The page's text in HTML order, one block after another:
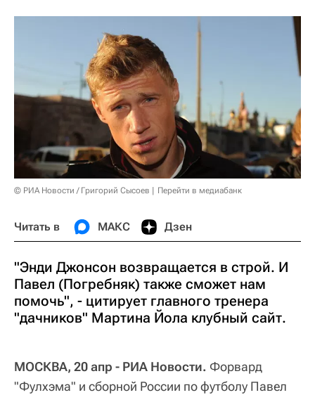
© РИА Новости / Григорий Сысоев Перейти в медиабанк
Читать в МАКС Дзен
"Энди Джонсон возвращается в строй. И
Павел (Погребняк) также сможет нам
помочь", - цитирует главного тренера
"дачников" Мартина Йола клубный сайт.
МОСКВА, 20 апр - РИА Новости. Форвард
"Фулхэма" и сборной России по футболу Павел